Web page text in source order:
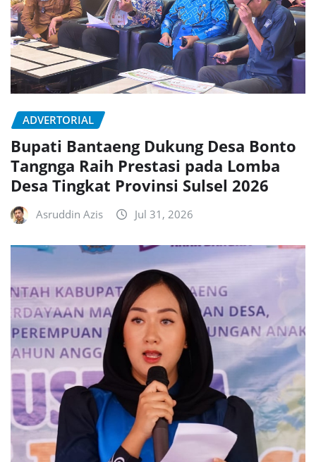
ADVERTORIAL
Bupati Bantaeng Dukung Desa Bonto
Tangnga Raih Prestasi pada Lomba
Desa Tingkat Provinsi Sulsel 2026
Asruddin Azis Jul 31, 2026